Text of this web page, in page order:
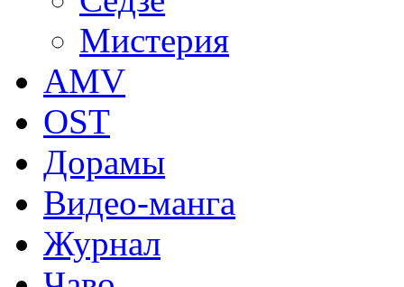
Мистерия
AMV
OST
Дорамы
Видео-манга
Журнал